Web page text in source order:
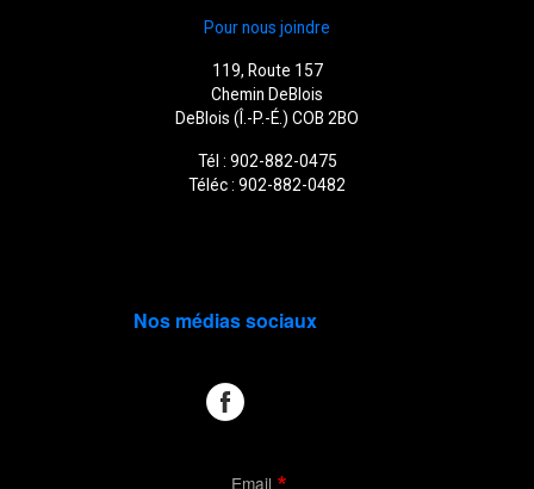
Pour nous joindre
119, Route 157
Chemin DeBlois
DeBlois (Î.-P.-É.) COB 2BO
Tél : 902-882-0475
Téléc : 902-882-0482
Nos médias sociaux
Email